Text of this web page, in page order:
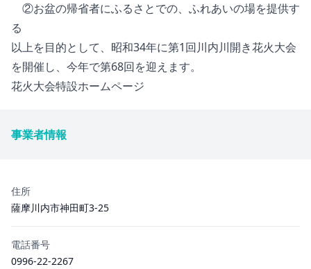
②お盆の帰省者にふるさとでの、ふれあいの場を提供す
る
以上を目的として、昭和34年に第1回川内川開き花火大会
を開催し、今年で第68回を迎えます。
花火大会特設ホームページ
事業者情報
住所
薩摩川内市神田町3-25
電話番号
0996-22-2267